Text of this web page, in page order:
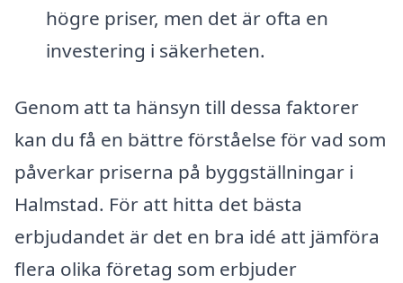
högre priser, men det är ofta en
investering i säkerheten.
Genom att ta hänsyn till dessa faktorer
kan du få en bättre förståelse för vad som
påverkar priserna på byggställningar i
Halmstad. För att hitta det bästa
erbjudandet är det en bra idé att jämföra
flera olika företag som erbjuder